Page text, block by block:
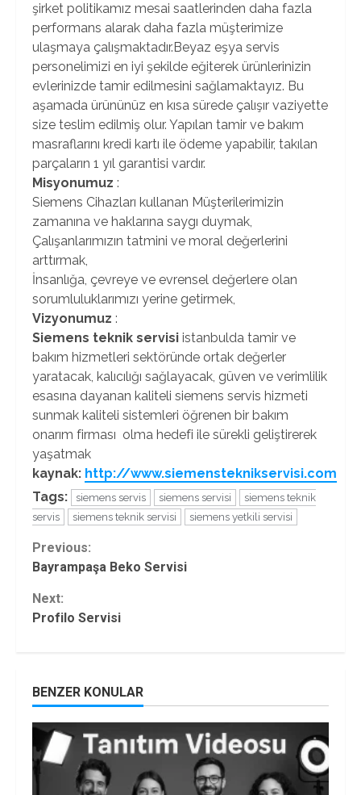
şirket politikamız mesai saatlerinden daha fazla
performans alarak daha fazla müşterimize
ulaşmaya çalışmaktadır.Beyaz eşya servis
personelimizi en iyi şekilde eğiterek ürünlerinizin
evlerinizde tamir edilmesini sağlamaktayız. Bu
aşamada ürününüz en kısa sürede çalışır vaziyette
size teslim edilmiş olur. Yapılan tamir ve bakım
masraflarını kredi kartı ile ödeme yapabilir, takılan
parçaların 1 yıl garantisi vardır.
Misyonumuz :
Siemens Cihazları kullanan Müşterilerimizin
zamanına ve haklarına saygı duymak,
Çalışanlarımızın tatmini ve moral değerlerini
arttırmak,
İnsanlığa, çevreye ve evrensel değerlere olan
sorumluluklarımızı yerine getirmek,
Vizyonumuz :
Siemens teknik servisi istanbulda tamir ve
bakım hizmetleri sektöründe ortak değerler
yaratacak, kalıcılığı sağlayacak, güven ve verimlilik
esasına dayanan kaliteli siemens servis hizmeti
sunmak kaliteli sistemleri öğrenen bir bakım
onarım firması olma hedefi ile sürekli geliştirerek
yaşatmak
kaynak: http://www.siemensteknikservisi.com
Tags:
siemens servis siemens servisi
siemens teknik
servis
siemens teknik servisi siemens yetkili servisi
Continue
Previous:
Bayrampaşa Beko Servisi
Next:
Profilo Servisi
BENZER KONULAR